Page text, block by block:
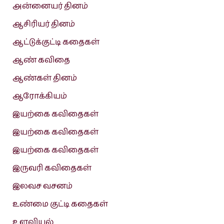
அன்னையர் தினம்
ஆசிரியர் தினம்
ஆட்டுக்குட்டி கதைகள்
ஆண் கவிதை
ஆண்கள் தினம்
ஆரோக்கியம்
இயற்கை கவிதைகள்
இயற்கை கவிதைகள்
இயற்கை கவிதைகள்
இருவரி கவிதைகள்
இலவச வசனம்
உண்மை குட்டி கதைகள்